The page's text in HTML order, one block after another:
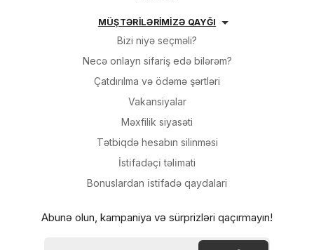
MÜŞTƏRİLƏRİMİZƏ QAYĞI
Bizi niyə seçməli?
Necə onlayn sifariş edə bilərəm?
Çatdırılma və ödəmə şərtləri
Vakansiyalar
Məxfilik siyasəti
Tətbiqdə hesabın silinməsi
İsti̇fadəçi̇ təli̇mati
Bonuslardan i̇sti̇fadə qaydalari
Abunə olun, kampaniya və sürprizləri qaçırmayın!